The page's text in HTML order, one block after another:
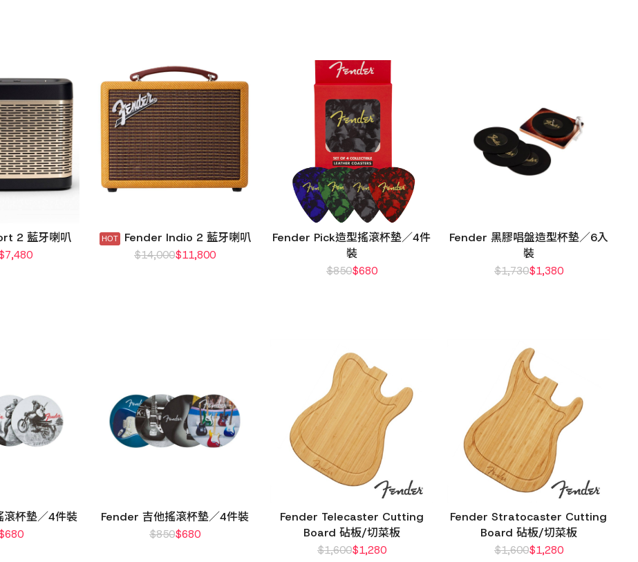
2 藍牙喇叭
7,480
Fender Indio 2 藍牙喇叭
$14,000$11,800
Fender Pick造型搖滾杯墊／4件
裝
$850$680
Fender 黑膠唱盤造型杯墊／6入
裝
$1,730$1,380
杯墊／4件裝
680
Fender 吉他搖滾杯墊／4件裝
$850$680
Fender Telecaster Cutting
Board 砧板/切菜板
$1,600$1,280
Fender Stratocaster Cutting
Board 砧板/切菜板
$1,600$1,280